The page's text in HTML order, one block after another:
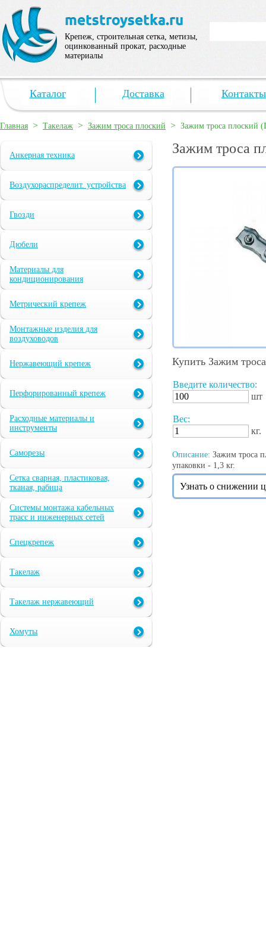
Крепеж, строительная сетка, метизы,
оцинкованный прокат, расходные
материалы
Каталог Доставка Контакты
Главная > Такелаж > Зажим троса плоский > Зажим троса плоский
Анкерная техника
Воздухораспределит. устройства
Гвозди
Дюбели
Материалы для
кондиционирования
Метрический крепеж
Монтажные изделия для
воздуховодов
Нержавеющий крепеж
Перфорированный крепеж
Расходные материалы и
инструменты
Саморезы
Сетка сварная, пластиковая,
тканая, рабица
Системы монтажа кабельных
трасс и инженерных сетей
Спецкрепеж
Такелаж
Такелаж нержавеющий
Хомуты
Зажим троса
Купить Зажим
Введите количество:
шт
Вес:
кг.
Описание: Зажим троса
упаковки - 1,3 кг.
Узнать о снижении